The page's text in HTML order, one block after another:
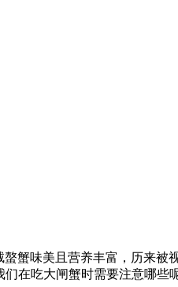
味美且营养丰富，历来被
们在吃大闸蟹时需要注意哪